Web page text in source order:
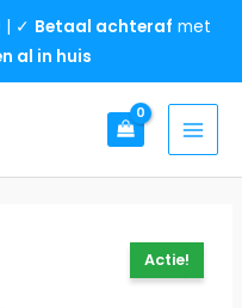
| ✓ Betaal achteraf met
al in huis
Actie!